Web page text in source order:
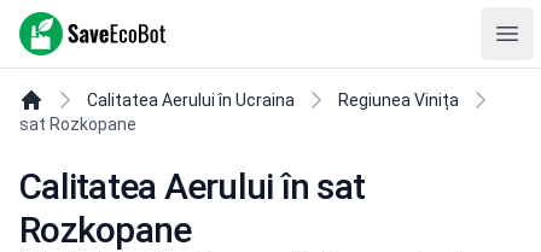
SaveEcoBot
Calitatea Aerului în Ucraina
Regiunea Vinița
sat Rozkopane
Calitatea Aerului în sat
Rozkopane